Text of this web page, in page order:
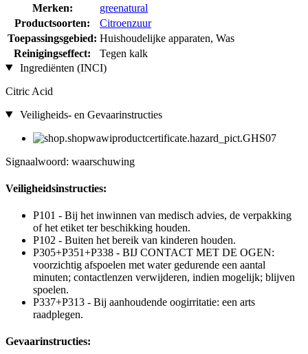
Merken:
greenatural
Productsoorten:
Citroenzuur
Toepassingsgebied: Huishoudelijke apparaten, Was
Reinigingseffect:
Tegen kalk
Ingrediënten (INCI)
Citric Acid
Veiligheids- en Gevaarinstructies
Signaalwoord: waarschuwing
Veiligheidsinstructies:
P101 - Bij het inwinnen van medisch advies, de verpakking
of het etiket ter beschikking houden.
P102 - Buiten het bereik van kinderen houden.
P305+P351+P338 - BIJ CONTACT MET DE OGEN:
voorzichtig afspoelen met water gedurende een aantal
minuten; contactlenzen verwijderen, indien mogelijk; blijven
spoelen.
P337+P313 - Bij aanhoudende oogirritatie: een arts
raadplegen.
Gevaarinstructies: